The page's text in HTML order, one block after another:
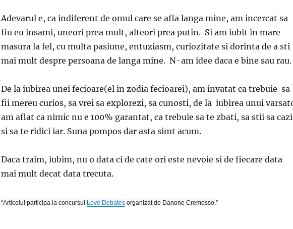
Adevarul e, ca indiferent de omul care se afla langa mine, am incercat sa
fiu eu insami, uneori prea mult, alteori prea putin. Si am iubit in mare
masura la fel, cu multa pasiune, entuziasm, curiozitate si dorinta de a sti
mai mult despre persoana de langa mine. N-am idee daca e bine sau rau.
De la iubirea unei fecioare(el in zodia fecioarei), am invatat ca trebuie sa
fii mereu curios, sa vrei sa explorezi, sa cunosti, de la iubirea unui
am aflat ca nimic nu e 100% garantat, ca trebuie sa te zbati, sa stii sa cazi
si sa te ridici iar. Suna pompos dar asta simt acum.
Daca traim, iubim, nu o data ci de cate ori este nevoie si de fiecare data
mai mult decat data trecuta.
“Articolul participa la concursul Love Debatesorganizat de Danone Cremosso.”